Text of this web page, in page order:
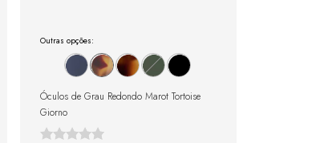
Outras opções:
Óculos de Grau Redondo Marot Tortoise
Giorno